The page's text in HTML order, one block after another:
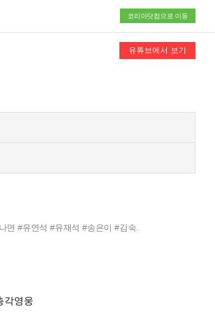
코리아닷컴으로 이동
면 #유연석 #유재석 #송은이 #김숙.
각영웅